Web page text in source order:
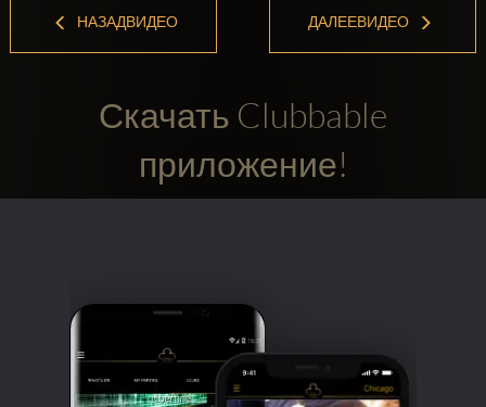
НАЗАДВИДЕО ДАЛЕЕВИДЕО
Скачать Clubbable
приложение!